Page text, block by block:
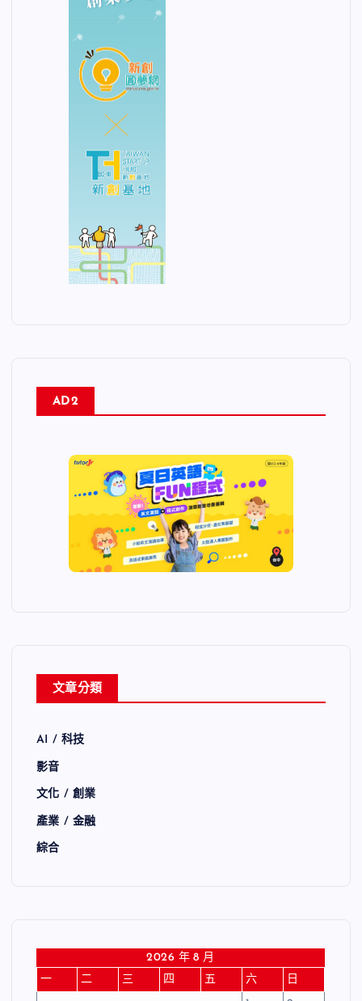
AD2
文章分類
AI / 科技
影音
文化 / 創業
產業 / 金融
綜合
2026 年 8 月
一
二 三 四 五 六
日